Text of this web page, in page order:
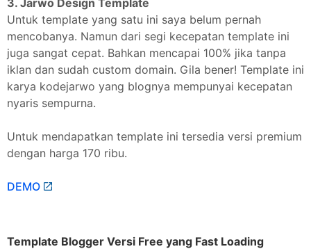
Untuk template yang satu ini saya belum pernah
mencobanya. Namun dari segi kecepatan template ini
juga sangat cepat. Bahkan mencapai 100% jika tanpa
iklan dan sudah custom domain. Gila bener! Template ini
karya kodejarwo yang blognya mempunyai kecepatan
nyaris sempurna.
Untuk mendapatkan template ini tersedia versi premium
dengan harga 170 ribu.
DEMO
Template Blogger Versi Free yang Fast Loading